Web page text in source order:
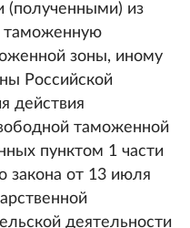
(полученными) из
таможенную
зоны, иному
Российской
действия
таможенной
пунктом 1 части
закона от 13 июля
деятельности